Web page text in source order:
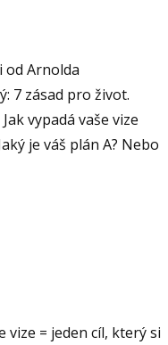
od Arnolda
7 zásad pro život.
vypadá vaše vize
je váš plán A? Nebo
vize = jeden cíl, který si